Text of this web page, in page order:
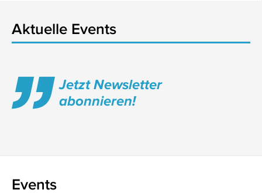
Aktuelle Events
Jetzt Newsletter
abonnieren!
Events